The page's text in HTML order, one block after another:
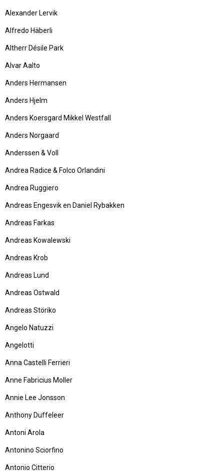
Alexander Lervik
Alfredo Häberli
Altherr Désile Park
Alvar Aalto
Anders Hermansen
Anders Hjelm
Anders Koersgard Mikkel Westfall
Anders Norgaard
Anderssen & Voll
Andrea Radice & Folco Orlandini
Andrea Ruggiero
Andreas Engesvik en Daniel Rybakken
Andreas Farkas
Andreas Kowalewski
Andreas Krob
Andreas Lund
Andreas Ostwald
Andreas Störiko
Angelo Natuzzi
Angelotti
Anna Castelli Ferrieri
Anne Fabricius Moller
Annie Lee Jonsson
Anthony Duffeleer
Antoni Arola
Antonino Sciorfino
Antonio Citterio